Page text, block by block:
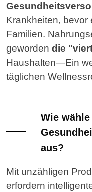
Krankheiten, bevor
Familien.
geworden die
Haushalten—Ein
täglichen
Wie
aus?
Mit unzähligen
erfordern